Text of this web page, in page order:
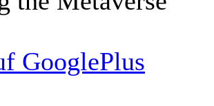
GooglePlus